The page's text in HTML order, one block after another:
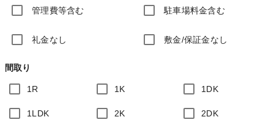
管理費等含む 駐車場料金含む
礼金なし 敷金/保証金なし
間取り
1R 1K 1DK
1LDK 2K 2DK